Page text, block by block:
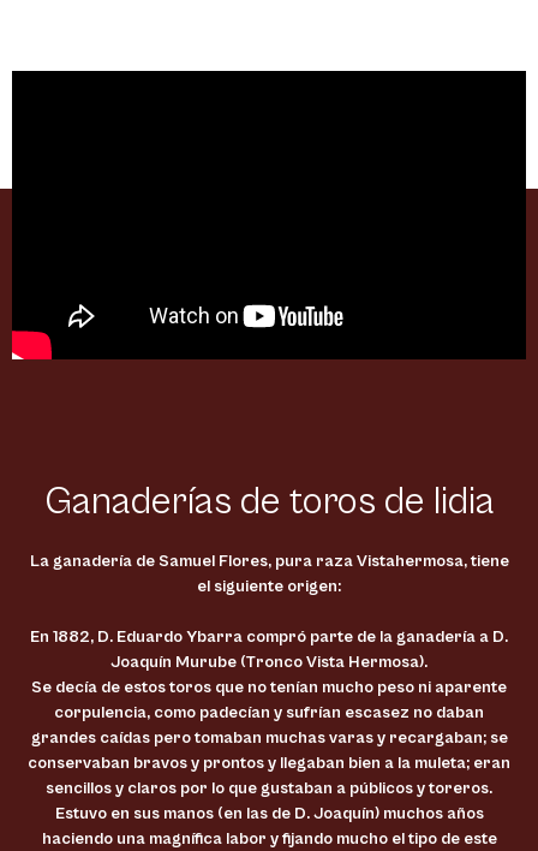
Ganaderías de toros de lidia
La ganadería de Samuel Flores, pura raza Vistahermosa, tiene
el siguiente origen:
En 1882, D. Eduardo Ybarra compró parte de la ganadería a D.
Joaquín Murube (Tronco Vista Hermosa).
Se decía de estos toros que no tenían mucho peso ni aparente
corpulencia, como padecían y sufrían escasez no daban
grandes caídas pero tomaban muchas varas y recargaban; se
conservaban bravos y prontos y llegaban bien a la muleta; eran
sencillos y claros por lo que gustaban a públicos y toreros.
Estuvo en sus manos (en las de D. Joaquín) muchos años
haciendo una magnífica labor y fijando mucho el tipo de este